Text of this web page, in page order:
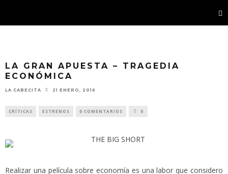
LA GRAN APUESTA – TRAGEDIA
ECONÓMICA
LA CABECITA 21 ENERO, 2016
CRÍTICAS ESTRENOS 0 COMENTARIOS 0
Realizar una película sobre economía es una labor que considero